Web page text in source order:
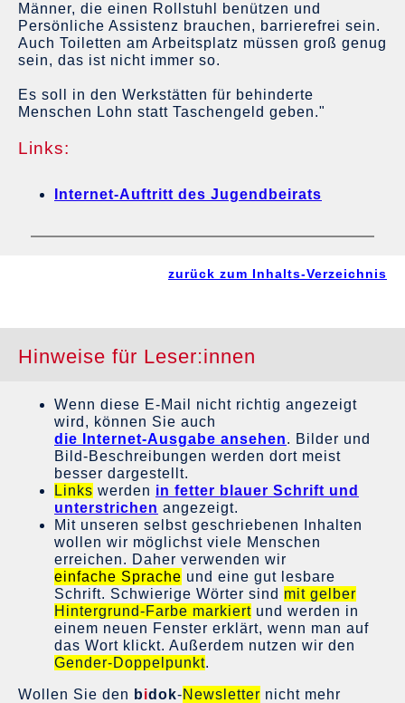
Männer, die einen Rollstuhl benützen und
Persönliche Assistenz brauchen, barrierefrei sein.
Auch Toiletten am Arbeitsplatz müssen groß genug
sein, das ist nicht immer so.
Es soll in den Werkstätten für behinderte
Menschen Lohn statt Taschengeld geben."
Links:
Internet-Auftritt des Jugendbeirats
zurück zum Inhalts-Verzeichnis
Hinweise für Leser:innen
Wenn diese E-Mail nicht richtig angezeigt
wird, können Sie auch
die Internet-Ausgabe ansehen. Bilder und
Bild-Beschreibungen werden dort meist
besser dargestellt.
Links werden in fetter blauer Schrift und
unterstrichen angezeigt.
Mit unseren selbst geschriebenen Inhalten
wollen wir möglichst viele Menschen
erreichen. Daher verwenden wir
einfache Sprache und eine gut lesbare
Schrift. Schwierige Wörter sind mit gelber
Hintergrund-Farbe markiert und werden in
einem neuen Fenster erklärt, wenn man auf
das Wort klickt. Außerdem nutzen wir den
Gender-Doppelpunkt.
Wollen Sie den bidok-Newsletter nicht mehr